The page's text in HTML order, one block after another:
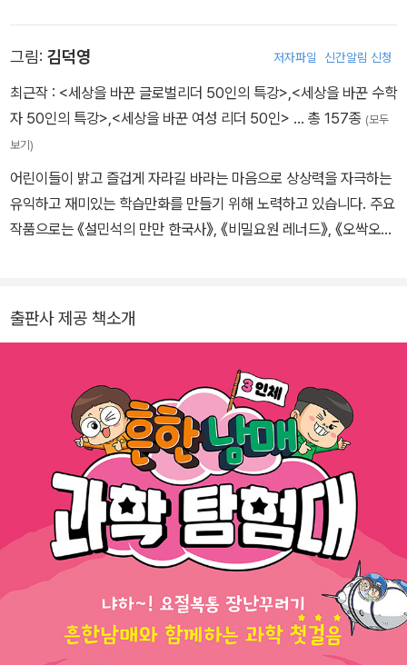
그림: 김덕영 저자파일 신간알림 신청
최근작 : <세상을 바꾼 글로벌리더 50인의 특강>,<세상을 바꾼 수학
자 50인의 특강>,<세상을 바꾼 여성 리더 50인> … 총 157종 (모두
보기)
어린이들이 밝고 즐겁게 자라길 바라는 마음으로 상상력을 자극하는
유익하고 재미있는 학습만화를 만들기 위해 노력하고 있습니다. 주요
작품으로는 《설민석의 만만 한국사》, 《비밀요원 레너드》, 《오싹오싹
출판사 제공 책소개